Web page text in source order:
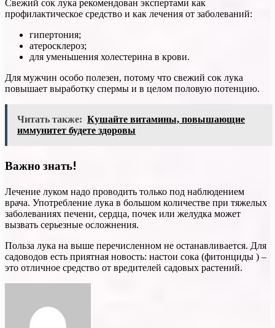
Свежий сок лука рекомендован экспертами как
профилактическое средство и как лечения от заболеваний:
гипертония;
атеросклероз;
для уменьшения холестерина в крови.
Для мужчин особо полезен, потому что свежий сок лука
повышает выработку спермы и в целом половую потенцию.
Читать также: Кушайте витамины, повышающие
иммунитет будете здоровы
Важно знать!
Лечение луком надо проводить только под наблюдением
врача. Употребление лука в большом количестве при тяжелых
заболеваниях печени, сердца, почек или желудка может
вызвать серьезные осложнения.
Польза лука на выше перечисленном не останавливается. Для
садоводов есть приятная новость: настои сока (фитонциды ) –
это отличное средство от вредителей садовых растений.